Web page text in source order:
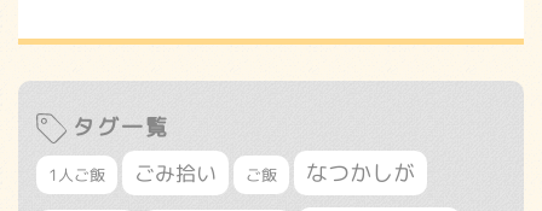
タグ一覧
1人ご飯 ごみ拾い ご飯 なつかしが